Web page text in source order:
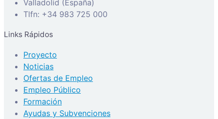
Valladolid (España)
Tlfn: +34 983 725 000
Links Rápidos
Proyecto
Noticias
Ofertas de Empleo
Empleo Público
Formación
Ayudas y Subvenciones